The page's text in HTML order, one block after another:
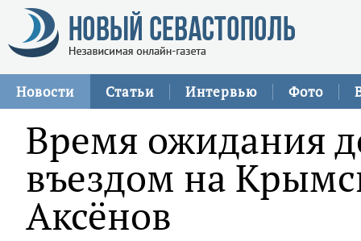
Новости Статьи Интервью Фото
Время ожидания
въездом на
Аксёнов